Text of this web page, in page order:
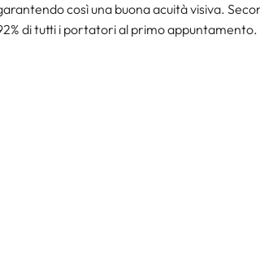
così una buona acuità visiva.
di tutti i portatori al primo appuntamento.